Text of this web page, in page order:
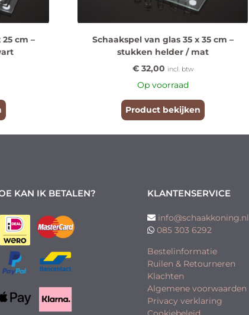
cm –
Schaakspel van glas 35 x 35 cm –
stukken helder / mat
€32,00 incl. btw
Op voorraad
Product bekijken
KAN IK BETALEN? KLANTENSERVICE
info@schaakkoning.nl
085 303 6292
Bestelinformatie
Ruilen & Retourneren
Klachten
Algemene voorwaarden
Privacy verklaring